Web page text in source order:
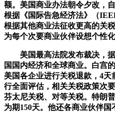
额。美国商业办法朝令夕改，
根据《国际告急经济法》（
根据其他商业法征收更高的关
为每个次要商业伙伴设想个性化
美国最高法院发布裁决，据
国国内经济和全球商业。白宫
美国各企业进行关税退款，4
行全面评估，相关关税政策次
芬太尼关税、对等关税。特朗
为期150天。他还各商业伙伴